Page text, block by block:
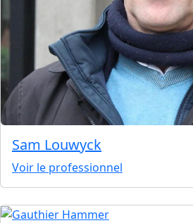
Sam Louwyck
Voir le professionnel